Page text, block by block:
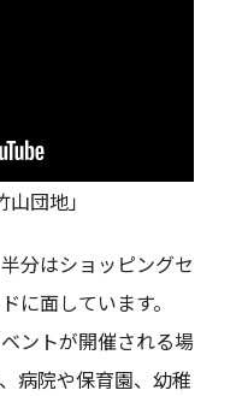
団地」
分はショッピングセ
に面しています。
ントが開催される場
病院や保育園、幼稚